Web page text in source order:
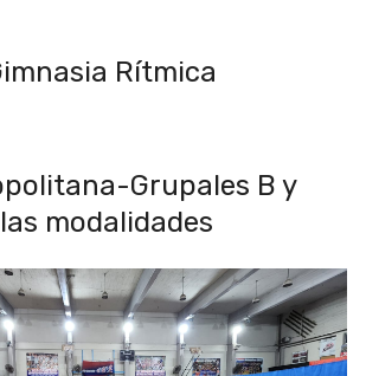
Rítmica
Grupales B y
modalidades